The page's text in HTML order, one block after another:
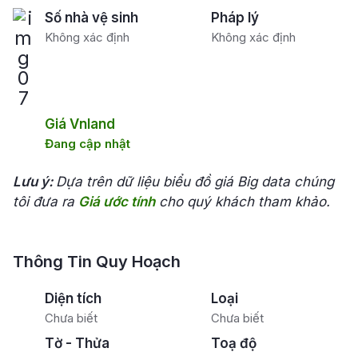
Số nhà vệ sinh
Không xác định
Pháp lý
Không xác định
Giá Vnland
Đang cập nhật
Lưu ý: Dựa trên dữ liệu biểu đồ giá Big data chúng
tôi đưa ra Giá ước tínhcho quý khách tham khảo.
Thông Tin Quy Hoạch
Diện tích
Chưa biết
Loại
Chưa biết
Tờ - Thửa Toạ độ